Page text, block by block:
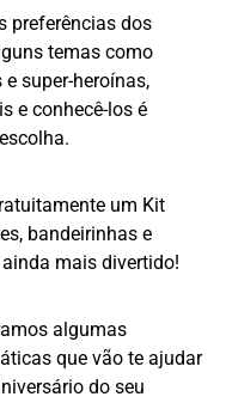
preferências dos
temas como
super-heroínas,
e conhecê-los é
um Kit
bandeirinhas e
mais divertido!
algumas
que vão te ajudar
do seu